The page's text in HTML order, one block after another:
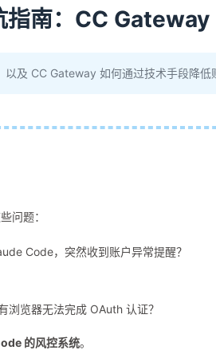
南：CC Gateway
及 CC Gateway 如何通过技术手段降低
问题：
Code，突然收到账户异常提醒？
览器无法完成 OAuth 认证？
的风控系统。